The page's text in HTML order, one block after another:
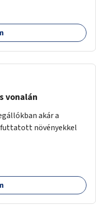
vonalán
akár a
növényekkel